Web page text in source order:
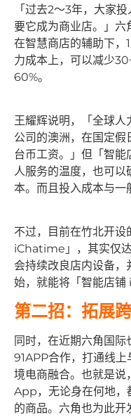
「过去2～3年，大家
要它成为商业店。」六
在智慧商店的辅助下，
力成本上，可以减少
60%。
王耀辉说明，「全球
公司的澳洲，在国定
台币工资。」但「智
人服务的温度，也可
本。而且投入成本与一
不过，目前在竹北开设
iChatime」，其实仅
会持续改良店内设备
始，就能将「智能店铺
第二招：拓展
同时，在近期六角国际
91APP合作，打通线
境电商融合。也就是说
App，无论身在何地，
的商品。六角也为此开